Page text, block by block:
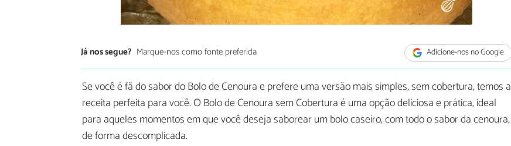
Já nos segue? Marque-nos como fonte preferida Adicione-nos no Google
Se você é fã do sabor do Bolo de Cenoura e prefere uma versão mais simples, sem cobertura, temos a
receita perfeita para você. O Bolo de Cenoura sem Cobertura é uma opção deliciosa e prática, ideal
para aqueles momentos em que você deseja saborear um bolo caseiro, com todo o sabor da cenoura,
de forma descomplicada.